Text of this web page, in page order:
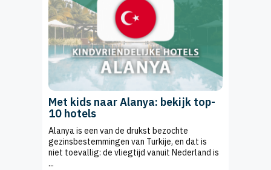
Met kids naar Alanya: bekijk top-
10 hotels
Alanya is een van de drukst bezochte
gezinsbestemmingen van Turkije, en dat is
niet toevallig: de vliegtijd vanuit Nederland is
...